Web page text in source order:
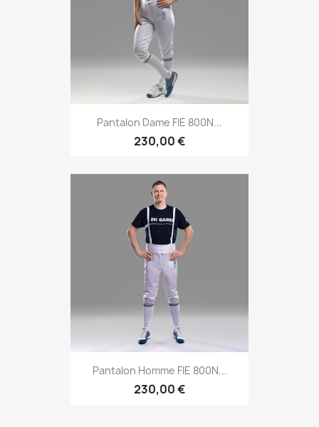
Pantalon Dame FIE 800N...
230,00 €
Pantalon Homme FIE 800N...
230,00 €